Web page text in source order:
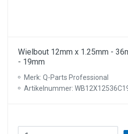
Wielbout 12mm x 1.25mm -
- 19mm
Merk: Q-Parts Professional
Artikelnummer: